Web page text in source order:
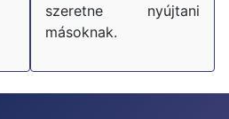
szeretne nyújtani
másoknak.